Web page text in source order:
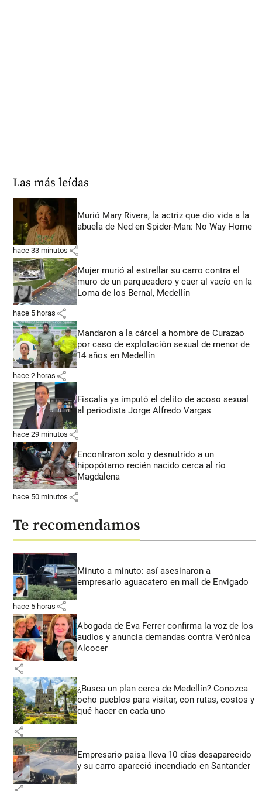
Las más leídas
Murió Mary Rivera, la actriz que dio vida a la
abuela de Ned en Spider-Man: No Way Home
hace 33 minutos share
Mujer murió al estrellar su carro contra el
muro de un parqueadero y caer al vacío en la
Loma de los Bernal, Medellín
hace 5 horas share
Mandaron a la cárcel a hombre de Curazao
por caso de explotación sexual de menor de
14 años en Medellín
hace 2 horas share
Fiscalía ya imputó el delito de acoso sexual
al periodista Jorge Alfredo Vargas
hace 29 minutos share
Encontraron solo y desnutrido a un
hipopótamo recién nacido cerca al río
Magdalena
hace 50 minutos share
Te recomendamos
Minuto a minuto: así asesinaron a
empresario aguacatero en mall de Envigado
hace 5 horas share
Abogada de Eva Ferrer confirma la voz de los
audios y anuncia demandas contra Verónica
Alcocer
share
¿Busca un plan cerca de Medellín? Conozca
ocho pueblos para visitar, con rutas, costos y
qué hacer en cada uno
share
Empresario paisa lleva 10 días desaparecido
y su carro apareció incendiado en Santander